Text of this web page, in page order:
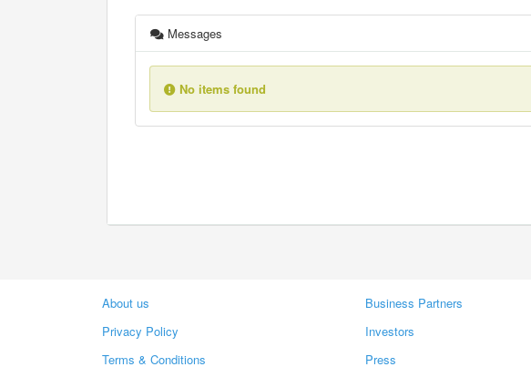
Messages
No items found
About us
Privacy Policy
Terms & Conditions
Business Partners
Investors
Press